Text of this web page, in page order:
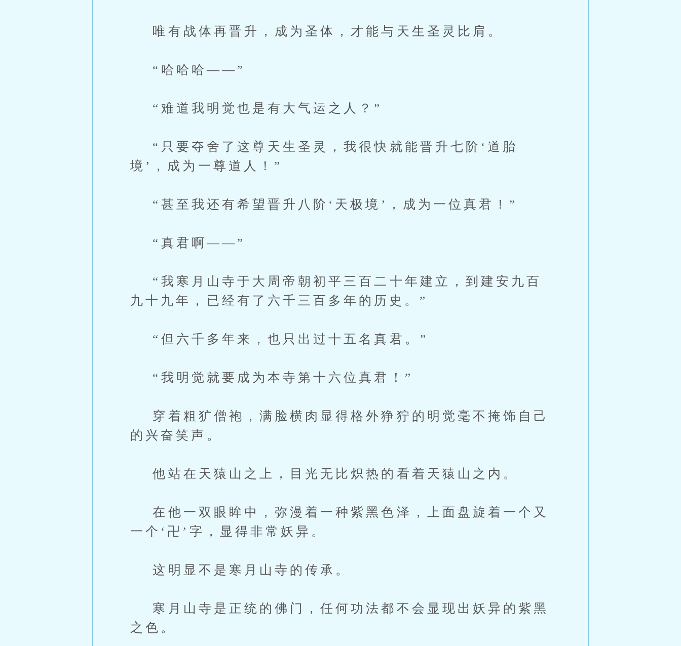
唯有战体再晋升，成为圣体，才能与天生圣灵比肩。
“哈哈哈——”
“难道我明觉也是有大气运之人？”
“只要夺舍了这尊天生圣灵，我很快就能晋升七阶‘道胎
境’，成为一尊道人！”
“甚至我还有希望晋升八阶‘天极境’，成为一位真君！”
“真君啊——”
“我寒月山寺于大周帝朝初平三百二十年建立，到建安九百
九十九年，已经有了六千三百多年的历史。”
“但六千多年来，也只出过十五名真君。”
“我明觉就要成为本寺第十六位真君！”
穿着粗犷僧袍，满脸横肉显得格外狰狞的明觉毫不掩饰自己
的兴奋笑声。
他站在天猿山之上，目光无比炽热的看着天猿山之内。
在他一双眼眸中，弥漫着一种紫黑色泽，上面盘旋着一个又
一个‘卍’字，显得非常妖异。
这明显不是寒月山寺的传承。
寒月山寺是正统的佛门，任何功法都不会显现出妖异的紫黑
之色。